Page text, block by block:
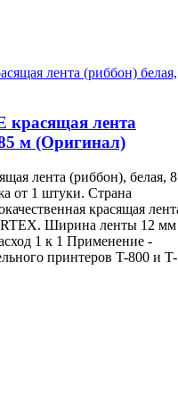
лента
м (Оригинал)
лента (риббон), белая,
от 1 штуки. Страна
красящая
Ширина ленты 12 мм
1 к 1 Применение -
принтеров T-800 и T-